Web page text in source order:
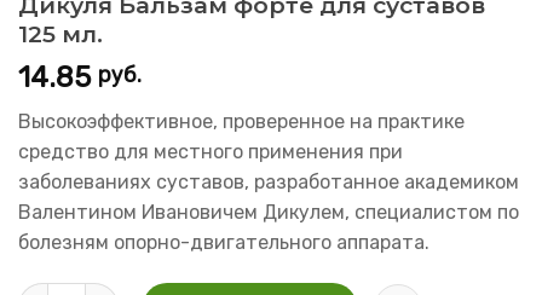
125 мл.
14.85 руб.
Высокоэффективное, проверенное на практике
средство для местного применения при
заболеваниях суставов, разработанное академиком
Валентином Ивановичем Дикулем, специалистом по
болезням опорно-двигательного аппарата.